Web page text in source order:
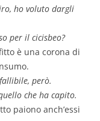
ho voluto dargli
per il cicisbeo?
è una corona di
però.
che ha capito.
paiono anch’essi